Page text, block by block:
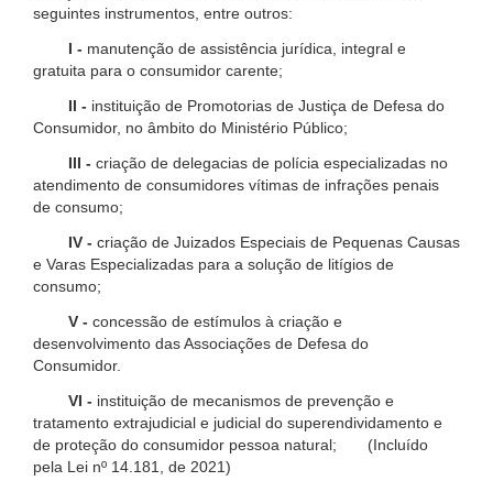
seguintes instrumentos, entre outros:
I - manutenção de assistência jurídica, integral e
gratuita para o consumidor carente;
II - instituição de Promotorias de Justiça de Defesa do
Consumidor, no âmbito do Ministério Público;
III - criação de delegacias de polícia especializadas no
atendimento de consumidores vítimas de infrações penais
de consumo;
IV - criação de Juizados Especiais de Pequenas Causas
e Varas Especializadas para a solução de litígios de
consumo;
V - concessão de estímulos à criação e
desenvolvimento das Associações de Defesa do
Consumidor.
VI - instituição de mecanismos de prevenção e
tratamento extrajudicial e judicial do superendividamento e
de proteção do consumidor pessoa natural; (Incluído
pela Lei nº 14.181, de 2021)